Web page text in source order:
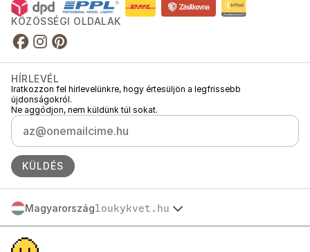
KÖZÖSSÉGI OLDALAK
HÍRLEVÉL
Iratkozzon fel hírlevelünkre, hogy értesüljön a legfrissebb
újdonságokról.
Ne aggódjon, nem küldünk túl sokat.
KÜLDÉS
Magyarországloukykvet.hu
Česko
Slovensko
A Loukykvět s.r.o. a Prágai Városi Bíróság által vezetett cégjegyzékbe C